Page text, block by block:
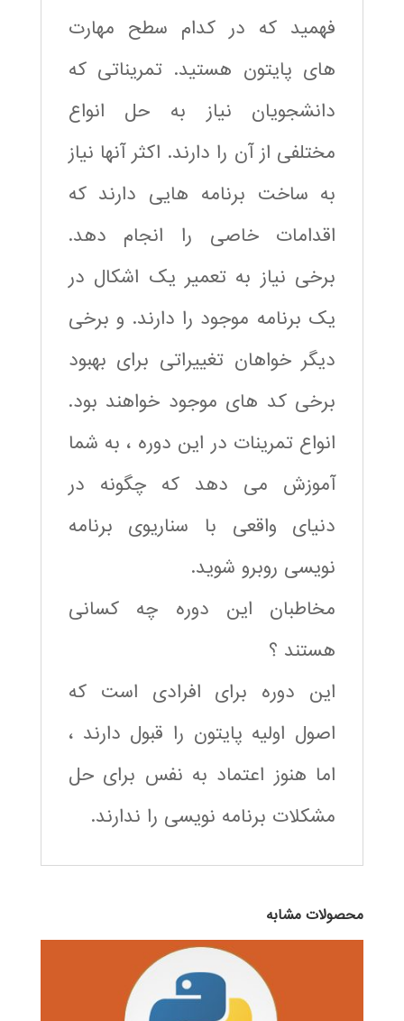
فهمید که در کدام سطح مهارت
های پایتون هستید. تمریناتی که
دانشجویان نیاز به حل انواع
مختلفی از آن را دارند. اکثر آنها نیاز
به ساخت برنامه هایی دارند که
اقدامات خاصی را انجام دهد.
برخی نیاز به تعمیر یک اشکال در
یک برنامه موجود را دارند. و برخی
دیگر خواهان تغییراتی برای بهبود
برخی کد های موجود خواهند بود.
انواع تمرینات در این دوره ، به شما
آموزش می دهد که چگونه در
دنیای واقعی با سناریوی برنامه
نویسی روبرو شوید.
مخاطبان این دوره چه کسانی
هستند ؟
این دوره برای افرادی است که
اصول اولیه پایتون را قبول دارند ،
اما هنوز اعتماد به نفس برای حل
مشکلات برنامه نویسی را ندارند.
محصولات مشابه